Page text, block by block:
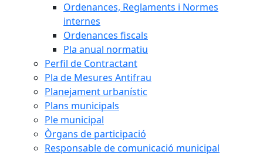
Ordenances, Reglaments i Normes
internes
Ordenances fiscals
Pla anual normatiu
Perfil de Contractant
Pla de Mesures Antifrau
Planejament urbanístic
Plans municipals
Ple municipal
Òrgans de participació
Responsable de comunicació municipal